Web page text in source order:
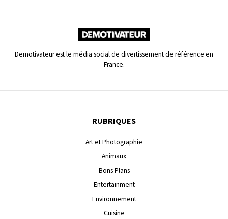
Demotivateur est le média social de divertissement de référence en
France.
RUBRIQUES
Art et Photographie
Animaux
Bons Plans
Entertainment
Environnement
Cuisine